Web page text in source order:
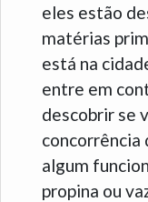
eles estão
matérias
está na
entre em
descobrir se
concorrência
algum
propina ou